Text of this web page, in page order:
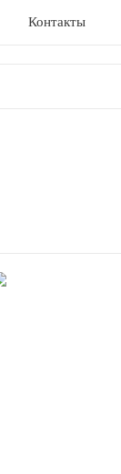
Контакты